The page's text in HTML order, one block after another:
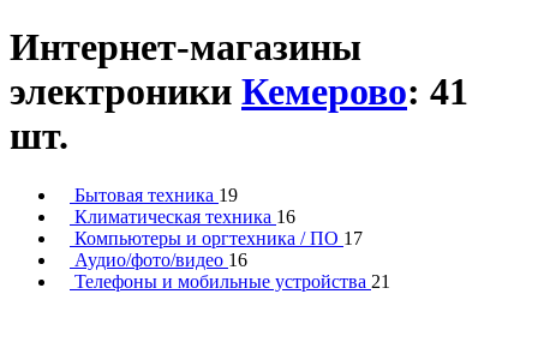
Интернет-магазины
электроники Кемерово: 41
шт.
Бытовая техника 19
Климатическая техника 16
Компьютеры и оргтехника / ПО 17
Аудио/фото/видео 16
Телефоны и мобильные устройства 21